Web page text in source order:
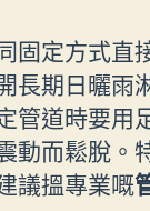
固定方式直
長期日曬雨
管道時要用
動而鬆脫。
議搵專業嘅